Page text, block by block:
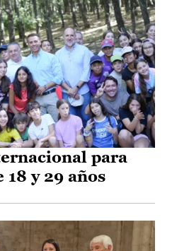
para
18 y 29 años